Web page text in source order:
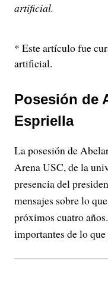
artificial.
* Este artículo fue
artificial.
Posesión de
Espriella
La posesión de
Arena USC, de la
presencia del
mensajes sobre lo
próximos cuatro
importantes de lo que